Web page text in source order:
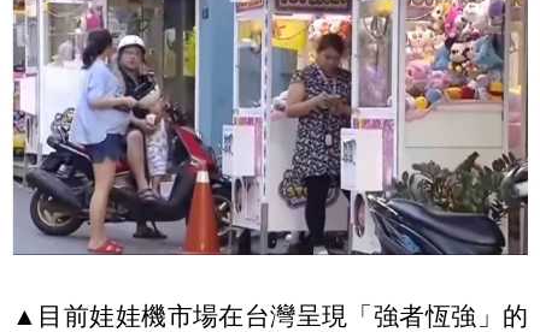
▲目前娃娃機市場在台灣呈現「強者恆強」的